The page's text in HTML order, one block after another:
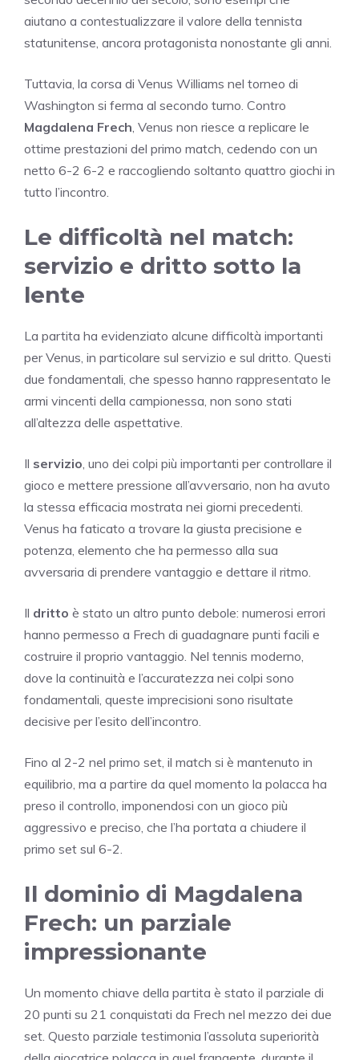
aiutano a contestualizzare il valore della tennista
statunitense, ancora protagonista nonostante gli anni.
Tuttavia, la corsa di Venus Williams nel torneo di
Washington si ferma al secondo turno. Contro
Magdalena Frech, Venus non riesce a replicare le
ottime prestazioni del primo match, cedendo con un
netto 6-2 6-2 e raccogliendo soltanto quattro giochi in
tutto l’incontro.
Le difficoltà nel match:
servizio e dritto sotto la
lente
La partita ha evidenziato alcune difficoltà importanti
per Venus, in particolare sul servizio e sul dritto. Questi
due fondamentali, che spesso hanno rappresentato le
armi vincenti della campionessa, non sono stati
all’altezza delle aspettative.
Il servizio, uno dei colpi più importanti per controllare il
gioco e mettere pressione all’avversario, non ha avuto
la stessa efficacia mostrata nei giorni precedenti.
Venus ha faticato a trovare la giusta precisione e
potenza, elemento che ha permesso alla sua
avversaria di prendere vantaggio e dettare il ritmo.
Il dritto è stato un altro punto debole: numerosi errori
hanno permesso a Frech di guadagnare punti facili e
costruire il proprio vantaggio. Nel tennis moderno,
dove la continuità e l’accuratezza nei colpi sono
fondamentali, queste imprecisioni sono risultate
decisive per l’esito dell’incontro.
Fino al 2-2 nel primo set, il match si è mantenuto in
equilibrio, ma a partire da quel momento la polacca ha
preso il controllo, imponendosi con un gioco più
aggressivo e preciso, che l’ha portata a chiudere il
primo set sul 6-2.
Il dominio di Magdalena
Frech: un parziale
impressionante
Un momento chiave della partita è stato il parziale di
20 punti su 21 conquistati da Frech nel mezzo dei due
set. Questo parziale testimonia l’assoluta superiorità